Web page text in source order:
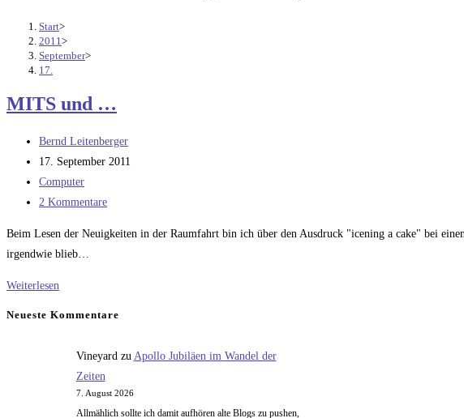
Start>
2011 >
September>
17.
MITS und …
Beitrags-
Autor:
Bernd Leitenberger
Beitrag
veröffentlicht:
17. September 2011
Beitrags-
Kategorie:
Computer
Beitrags-
2 Kommentare
Beim Lesen der Neuigkeiten in der Raumfahrt bin ich über den Ausdruck "icening a cake" bei
irgendwie blieb…
Weiterlesen
Neueste Kommentare
Vineyard zu Apollo Jubiläen im Wandel der
Zeiten
7. August 2026
Allmählich sollte ich damit aufhören alte Blogs zu pushen,